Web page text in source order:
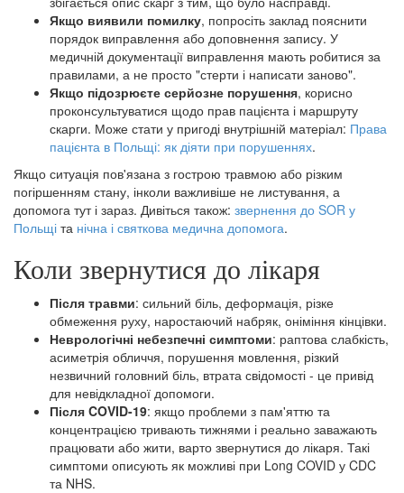
Якщо виявили помилку, попросіть заклад пояснити
порядок виправлення або доповнення запису. У
медичній документації виправлення мають робитися за
правилами, а не просто "стерти і написати заново".
Якщо підозрюєте серйозне порушення, корисно
проконсультуватися щодо прав пацієнта і маршруту
скарги. Може стати у пригоді внутрішній матеріал: Права
пацієнта в Польщі: як діяти при порушеннях.
Якщо ситуація пов'язана з гострою травмою або різким
погіршенням стану, інколи важливіше не листування, а
допомога тут і зараз. Дивіться також: звернення до SOR у
Польщі та нічна і святкова медична допомога.
Коли звернутися до лікаря
Після травми: сильний біль, деформація, різке
обмеження руху, наростаючий набряк, оніміння кінцівки.
Неврологічні небезпечні симптоми: раптова слабкість,
асиметрія обличчя, порушення мовлення, різкий
незвичний головний біль, втрата свідомості - це привід
для невідкладної допомоги.
Після COVID-19: якщо проблеми з пам'яттю та
концентрацією тривають тижнями і реально заважають
працювати або жити, варто звернутися до лікаря. Такі
симптоми описують як можливі при Long COVID у CDC
та NHS.